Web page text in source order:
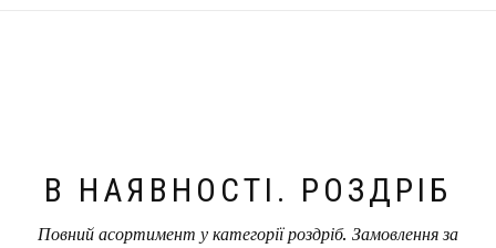
В НАЯВНОСТІ. РОЗДРІБ
Повний асортимент у категорії роздріб. Замовлення за